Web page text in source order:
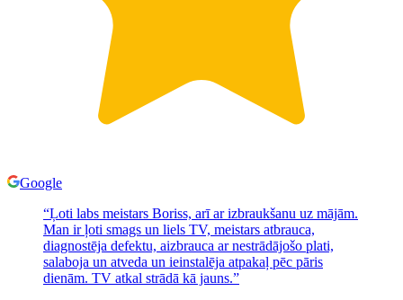
Google
“Ļoti labs meistars Boriss, arī ar izbraukšanu uz mājām.
Man ir ļoti smags un liels TV, meistars atbrauca,
diagnostēja defektu, aizbrauca ar nestrādājošo plati,
salaboja un atveda un ieinstalēja atpakaļ pēc pāris
dienām. TV atkal strādā kā jauns.”